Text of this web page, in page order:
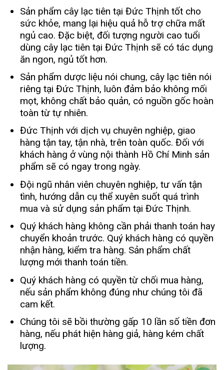
Sản phẩm cây lạc tiên tại Đức Thịnh tốt cho
sức khỏe, mang lại hiệu quả hỗ trợ chữa mất
ngủ cao. Đặc biệt, đối tượng người cao tuổi
dùng cây lạc tiên tại Đức Thịnh sẽ có tác dụng
ăn ngon, ngủ tốt hơn.
Sản phẩm dược liệu nói chung, cây lạc tiên nói
riêng tại Đức Thịnh, luôn đảm bảo không mối
mọt, không chất bảo quản, có nguồn gốc hoàn
toàn từ tự nhiên.
Đức Thịnh với dịch vụ chuyên nghiệp, giao
hàng tận tay, tận nhà, trên toàn quốc. Đối với
khách hàng ở vùng nội thành Hồ Chí Minh sản
phẩm sẽ có ngay trong ngày.
Đội ngũ nhân viên chuyên nghiệp, tư vấn tận
tình, hướng dẫn cụ thể xuyên suốt quá trình
mua và sử dụng sản phẩm tại Đức Thịnh.
Quý khách hàng không cần phải thanh toán hay
chuyển khoản trước. Quý khách hàng có quyền
nhận hàng, kiểm tra hàng. Sản phẩm chất
lượng mới thanh toán tiền.
Quý khách hàng có quyền từ chối mua hàng,
nếu sản phẩm không đúng như chúng tôi đã
cam kết.
Chúng tôi sẽ bồi thường gấp 10 lần số tiền đơn
hàng, nếu phát hiện hàng giả, hàng kém chất
lượng.